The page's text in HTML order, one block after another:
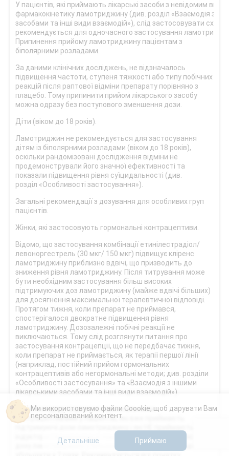
У пацієнтів, які приймають лікарські засоби з невідомим
фармакокінетику ламотриджину (див. розділ «Взаємодія з
засобами та інші види взаємодій»), слід застосовувати схему
рекомендується для одночасного застосування
Припинення прийому ламотриджину пацієнтам з
біполярними розладами.
За даними клінічних досліджень, не відзначалось
підвищення частоти, ступеня тяжкості або типу побічних
реакцій після раптової відміни препарату порівняно з
плацебо. Тому припинити прийом лікарського засобу
можна одразу без поступового зменшення дози.
Діти (віком до 18 років).
Ламотриджин не рекомендується для застосування
дітям із біполярними розладами (віком до 18 років),
оскільки рандомізовані дослідження відміни не
продемонстрували його значної ефективності та
показали підвищення рівня суїцидальності (див.
розділ «Особливості застосування»).
Загальні рекомендації з дозування для особливих груп
пацієнтів.
Жінки, які застосовують гормональні контрацептиви.
Відомо, що застосування комбінації етинілестрадіол/
левоноргестрель (30 мкг/ 150 мкг) підвищує кліренс
ламотриджину приблизно вдвічі, що призводить до
зниження рівня ламотриджину. Після титрування може
бути необхідним застосування більш високих
підтримуючих доз ламотриджину (майже вдвічі більших)
для досягнення максимальної терапевтичної відповіді.
Протягом тижня, коли препарат не приймався,
спостерігалося двократне підвищення рівня
ламотриджину. Дозозалежні побічні реакції не
виключаються. Тому слід розглянути питання про
застосування контрацепції, що не передбачає тижня,
коли препарат не приймається, як терапії першої лінії
(наприклад, постійний прийом гормональних
контрацептивів або негормональні методи; див. розділи
«Особливості застосування» та «Взаємодія з іншими
лікарськими засобами та інші види взаємодій»).
Початок курсу лікування гормональними
контрацептивами у пацієнтів, які вже приймають
індуктори глюкуронізації ламотриджину. Підтримуючу
дозу ламотриджину у більшості випадків треба буде
Ми використовуємо файли Coookie, щоб дарувати Вам
персоналізований контент.
Детальніше Приймаю